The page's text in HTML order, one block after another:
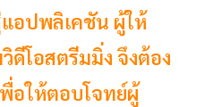
อปพลิเคชัน ผู้ให้
ดีโอสตรีมมิ่ง จึงต้อง
อให้ตอบโจทย์ผู้